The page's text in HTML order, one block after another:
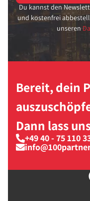
Du kannst den
und kostenfrei
unseren
Bereit, dein
Dann lass
+49 40 - 75 110